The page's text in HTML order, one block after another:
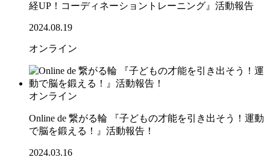
経UP！コーディネーショントレーニング』活動報告
2024.08.19
オンライン
オンライン
Online de 繋がる輪 『子どもの才能を引き出そう！運動
で脳を鍛える！』活動報告！
2024.03.16